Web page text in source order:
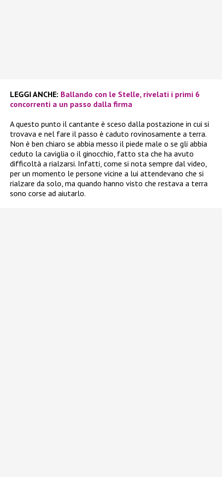
LEGGI ANCHE: Ballando con le Stelle, rivelati i primi 6
concorrenti a un passo dalla firma
A questo punto il cantante è sceso dalla postazione in cui si
trovava e nel fare il passo è caduto rovinosamente a terra.
Non è ben chiaro se abbia messo il piede male o se gli abbia
ceduto la caviglia o il ginocchio, fatto sta che ha avuto
difficoltà a rialzarsi. Infatti, come si nota sempre dal video,
per un momento le persone vicine a lui attendevano che si
rialzare da solo, ma quando hanno visto che restava a terra
sono corse ad aiutarlo.